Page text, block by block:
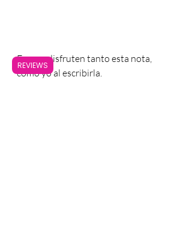
Espero disfruten tanto esta nota,
como yo al escribirla.
REVIEWS